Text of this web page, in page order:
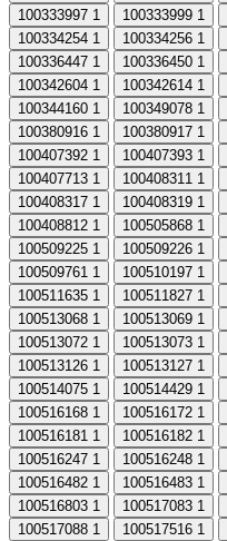
100333997 1 100333999 1
100334254 1 100334256 1
100336447 1 100336450 1
100342604 1 100342614 1
100344160 1 100349078 1
100380916 1 100380917 1
100407392 1 100407393 1
100407713 1 100408311 1
100408317 1 100408319 1
100408812 1 100505868 1
100509225 1 100509226 1
100509761 1 100510197 1
100511635 1 100511827 1
100513068 1 100513069 1
100513072 1 100513073 1
100513126 1 100513127 1
100514075 1 100514429 1
100516168 1 100516172 1
100516181 1 100516182 1
100516247 1 100516248 1
100516482 1 100516483 1
100516803 1 100517083 1
100517088 1 100517516 1